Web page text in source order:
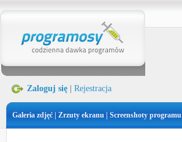
Zaloguj się Rejestracja
Galeria zdjęć | Zrzuty ekranu | Screenshoty programu